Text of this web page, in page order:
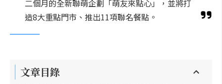
二個月的全新聯萌企劃「萌友來點心」，並將打
造8大重點門市、推出11項聯名餐點。
文章目錄